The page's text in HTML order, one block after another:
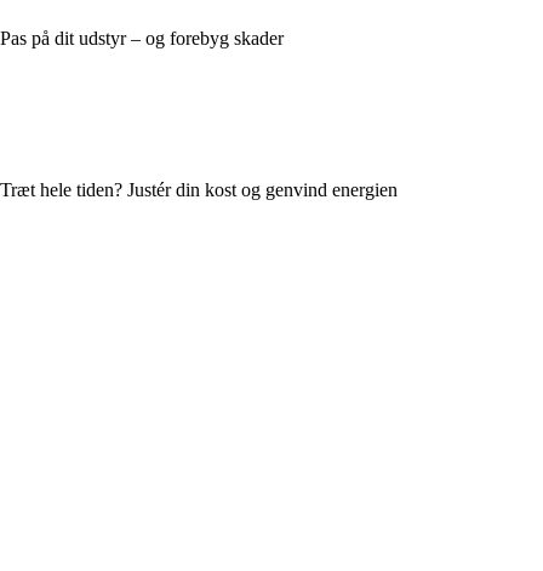
Pas på dit udstyr – og forebyg skader
Træt hele tiden? Justér din kost og genvind energien